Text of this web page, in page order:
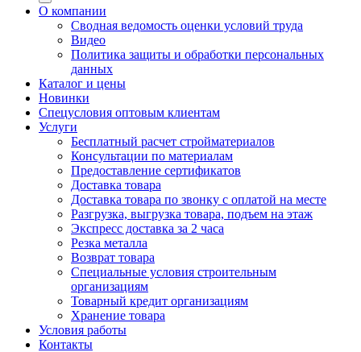
О компании
Сводная ведомость оценки условий труда
Видео
Политика защиты и обработки персональных
данных
Каталог и цены
Новинки
Спецусловия оптовым клиентам
Услуги
Бесплатный расчет стройматериалов
Консультации по материалам
Предоставление сертификатов
Доставка товара
Доставка товара по звонку с оплатой на месте
Разгрузка, выгрузка товара, подъем на этаж
Экспресс доставка за 2 часа
Резка металла
Возврат товара
Специальные условия строительным
организациям
Товарный кредит организациям
Хранение товара
Условия работы
Контакты